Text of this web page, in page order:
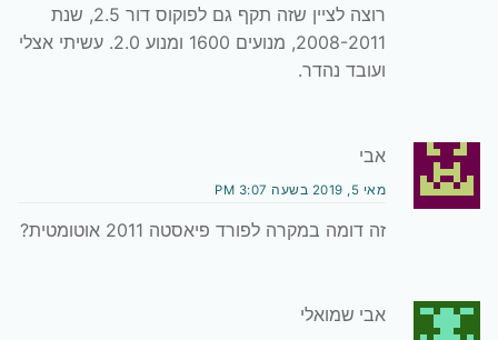
רוצה לציין שזה תקף גם לפוקוס דור 2.5, שנת
2008-2011, מנועים 1600 ומנוע 2.0. עשיתי אצלי
ועובד נהדר.
אבי
מאי 5, 2019 בשעה 3:07 PM
זה דומה במקרה לפורד פיאסטה 2011 אוטומטית?
אבי שמואלי